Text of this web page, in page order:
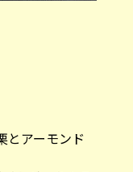
とアーモンド